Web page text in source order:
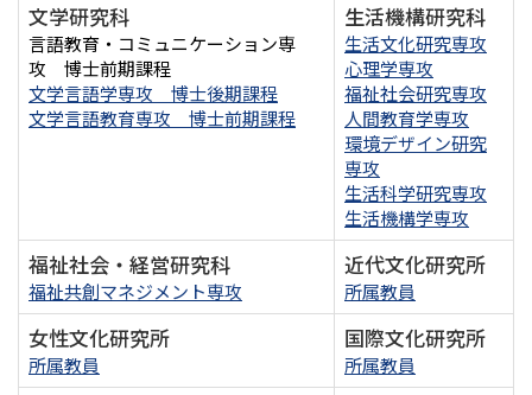
文学研究科
言語教育・コミュニケーション専
攻 博士前期課程
文学言語学専攻 博士後期課程
文学言語教育専攻 博士前期課程
生活機構研究科
生活文化研究専攻
心理学専攻
福祉社会研究専攻
人間教育学専攻
環境デザイン研究
専攻
生活科学研究専攻
生活機構学専攻
福祉社会・経営研究科
福祉共創マネジメント専攻
近代文化研究所
所属教員
女性文化研究所
所属教員
国際文化研究所
所属教員